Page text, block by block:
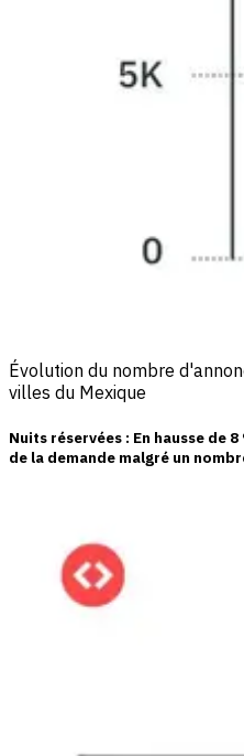
Évolution du nombre
villes du Mexique
Nuits réservées : En hausse de 8
de la demande malgré un